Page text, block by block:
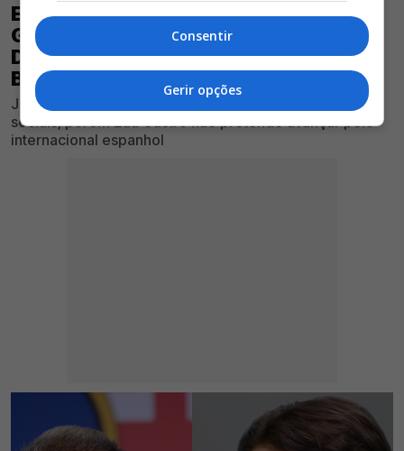
EXCLUSIVO GLORIOSO 1904 -
GOLEADOR DO BARCELONA FOI
DISPENSADO E ESTÁ LIVRE, MAS
BENFICA NÃO O QUER
Jogador foi associado ao Clube encarnado nas redes
sociais, porém Edu Castro não pretende avançar pelo
internacional espanhol
Consentir
Gerir opções